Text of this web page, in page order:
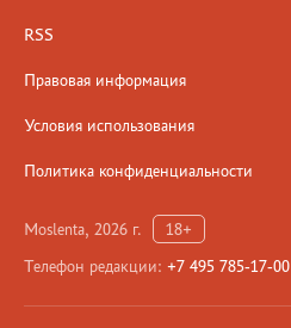
RSS
Правовая информация
Условия использования
Политика конфиденциальности
Moslenta, 2026 г.
18+
Телефон редакции: +7 495 785-17-00